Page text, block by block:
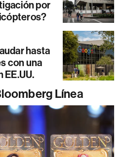
por
hasta
con una
EE.UU.
Línea